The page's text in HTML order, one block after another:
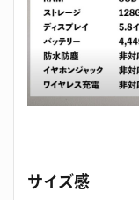
サイズ感